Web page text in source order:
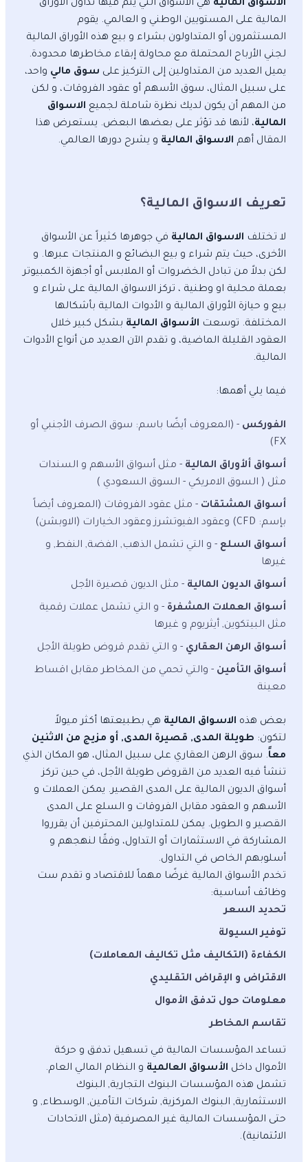
الاسواق المالية هي الاسواق التي يتم فيها تداول الأوراق
المالية على المستويين الوطني و العالمي. يقوم
المستثمرون أو المتداولون بشراء و بيع هذه الأوراق المالية
لجني الأرباح المحتملة مع محاولة إبقاء مخاطرها محدودة.
يميل العديد من المتداولين إلى التركيز على سوق مالي واحد،
على سبيل المثال، سوق الأسهم أو عقود الفروقات، و لكن
من المهم أن يكون لديك نظرة شاملة لجميع الاسواق
المالية، لأنها قد تؤثر على بعضها البعض. يستعرض هذا
المقال أهم الاسواق المالية و يشرح دورها العالمي.
تعريف الاسواق المالية؟
لا تختلف الاسواق المالية في جوهرها كثيراً عن الأسواق
الأخرى، حيث يتم شراء و بيع البضائع و المنتجات عبرها. و
لكن بدلاً من تبادل الخضروات أو الملابس أو أجهزة الكمبيوتر
بعملة محلية او وطنية ، تركز الاسواق المالية على شراء و
بيع و حيازة الأوراق المالية و الأدوات المالية بأشكالها
المختلفة. توسعت الأسواق المالية بشكل كبير خلال
العقود القليلة الماضية، و تقدم الآن العديد من أنواع الأدوات
المالية.
فيما يلي أهمها:
الفوركس - (المعروف أيضًا باسم: سوق الصرف الأجنبي أو
FX)
أسواق ألأوراق المالية - مثل أسواق الأسهم و السندات
مثل ( السوق الامريكي - السوق السعودي )
أسواق المشتقات - مثل عقود الفروقات (المعروف أيضاً
بإسم: CFD) وعقود الفيوتشرز وعقود الخيارات (الاوبشن)
أسواق السلع - و التي تشمل الذهب, الفضة, النفط, و
غيرها
أسواق الديون المالية - مثل الديون قصيرة الأجل
أسواق العملات المشفرة - و التي تشمل عملات رقمية
مثل البيتكوين, أيثريوم و غيرها
أسواق الرهن العقاري - و التي تقدم قروض طويلة الأجل
أسواق التأمين - والتي تحمي من المخاطر مقابل اقساط
معينة
بعض هذه الاسواق المالية هي بطبيعتها أكثر ميولاً
لتكون: طويلة المدى, قصيرة المدى, أو مزيج من الاثنين
معاً. سوق الرهن العقاري على سبيل المثال، هو المكان الذي
تنشأ فيه العديد من القروض طويلة الأجل، في حين تركز
أسواق الديون المالية على المدى القصير. يمكن العملات و
الأسهم و العقود مقابل الفروقات و السلع على المدى
القصير و الطويل. يمكن للمتداولين المحترفين أن يقرروا
المشاركة في الاستثمارات أو التداول، وفقًا لنهجهم و
أسلوبهم الخاص في التداول.
تخدم الأسواق المالية غرضًا مهماً للاقتصاد و تقدم ست
وظائف أساسية:
تحديد السعر
توفير السيولة
الكفاءة (التكاليف مثل تكاليف المعاملات)
الاقتراض و الإقراض التقليدي
معلومات حول تدفق الأموال
تقاسم المخاطر
تساعد المؤسسات المالية في تسهيل تدفق و حركة
الأموال داخل الأسواق العالمية و النظام المالي العام.
تشمل هذه المؤسسات البنوك التجارية, البنوك
الاستثمارية, البنوك المركزية, شركات التأمين, الوسطاء, و
حتى المؤسسات المالية غير المصرفية (مثل الاتحادات
الائتمانية).